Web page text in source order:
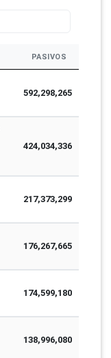
PASIVOS
592,298,265
424,034,336
217,373,299
176,267,665
174,599,180
138,996,080